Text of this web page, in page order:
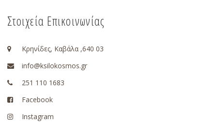
Στοιχεία Επικοινωνίας
Κρηνίδες, Καβάλα ,640 03
info@ksilokosmos.gr
251 110 1683
Facebook
Instagram